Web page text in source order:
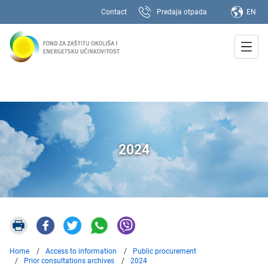
Contact Predaja otpada EN
2024
Home Access to information
Public procurement
Prior consultations archives
2024